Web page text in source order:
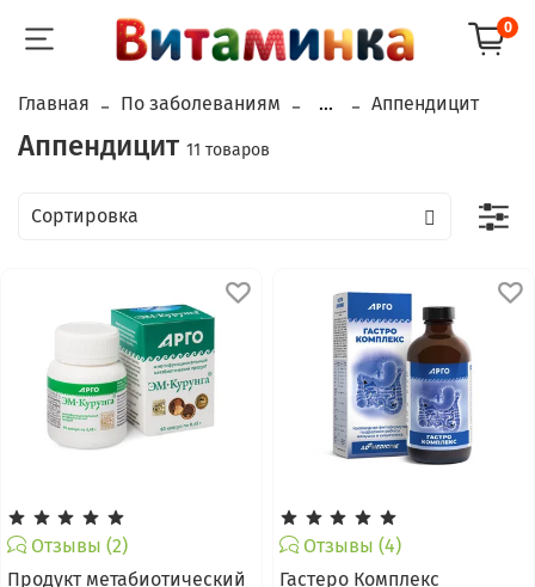
0
Главная По заболеваниям ... Аппендицит
Аппендицит 11 товаров
Отзывы (2)
Продукт метабиотический
Отзывы (4)
Гастеро Комплекс